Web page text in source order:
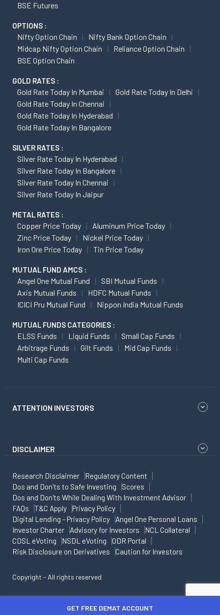
BSE Futures
OPTIONS :
Nifty Option Chain
Nifty Bank Option Chain
Midcap Nifty Option Chain
Reliance Option Chain
BSE Option Chain
GOLD RATES :
Gold Rate Today In Mumbai
Gold Rate Today In Delhi
Gold Rate Today In Chennai
Gold Rate Today In Hyderabad
Gold Rate Today In Bangalore
SILVER RATES :
Silver Rate Today In Hyderabad
Silver Rate Today In Bangalore
Silver Rate Today In Chennai
Silver Rate Today In Jaipur
METAL RATES :
Copper Price Today
Aluminum Price Today
Zinc Price Today
Nickel Price Today
Iron Ore Price Today
Tin Price Today
MUTUAL FUND AMCS :
Angel One Mutual Fund
SBI Mutual Funds
Axis Mutual Funds
HDFC Mutual Funds
ICICI Pru Mutual Fund
Nippon India Mutual Funds
MUTUAL FUNDS CATEGORIES :
ELSS Funds Liquid Funds
Small Cap Funds
Arbitrage Funds
Gilt Funds
Mid Cap Funds
Multi Cap Funds
ATTENTION INVESTORS
DISCLAIMER
Research Disclaimer
Regulatory Content
Dos and Don'ts to Safe Investing
Scores
Dos and Don'ts While Dealing With Investment Advisor
FAQs
T&C Apply
Privacy Policy
Digital Lending - Privacy Policy
Angel One Personal Loans
Investor Charter
Advisory for Investors
NCL Collateral
CDSL eVoting
NSDL eVoting
ODR Portal
Risk Disclosure on Derivatives
Caution for Investors
Copyright - All rights reserved
GET FREE DEMAT ACCOUNT